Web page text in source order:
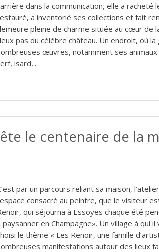
dans la communication, elle a racheté
a inventorié ses collections et fait
pleine de charme située au cœur de
pas du célèbre château. Un endroit, où
œuvres, notamment ses animaux
isard,...
le centenaire de la
par un parcours reliant sa maison,
consacré au peintre, que le visiteur
qui séjourna à Essoyes chaque été
paysanner en Champagne». Un village à qui
le thème « Les Renoir, une famille
manifestations autour des lieux